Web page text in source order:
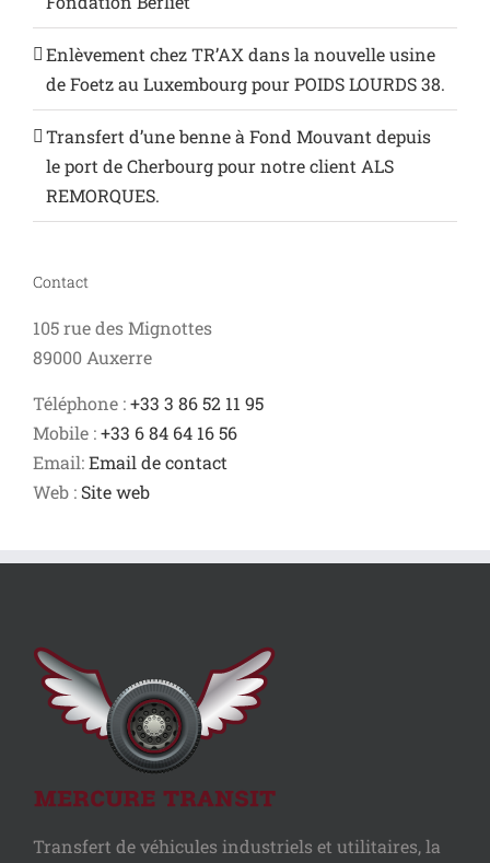
Enlèvement chez TR’AX dans la nouvelle usine
de Foetz au Luxembourg pour POIDS LOURDS 38.
Transfert d’une benne à Fond Mouvant depuis
le port de Cherbourg pour notre client ALS
REMORQUES.
Contact
105 rue des Mignottes
89000 Auxerre
Téléphone :+33 3 86 52 11 95
Mobile :+33 6 84 64 16 56
Email:Email de contact
Web : Site web
Transfert de véhicules industriels et utilitaires, la